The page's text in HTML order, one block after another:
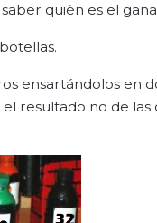
quién es el
ensartándolos en
resultado no de las